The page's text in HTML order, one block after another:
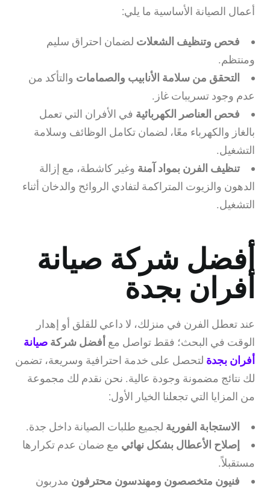
أعمال الصيانة الأساسية ما يلي:
فحص وتنظيف الشعلات لضمان احتراق سليم
ومنتظم.
التحقق من سلامة الأنابيب والصمامات والتأكد من
عدم وجود تسريبات غاز.
فحص العناصر الكهربائية في الأفران التي تعمل
بالغاز والكهرباء معًا، لضمان تكامل الوظائف وسلامة
التشغيل.
تنظيف الفرن بمواد آمنة وغير كاشطة، مع إزالة
الدهون والزيوت المتراكمة لتفادي الروائح والدخان أثناء
التشغيل.
أفضل شركة صيانة
أفران بجدة
عند تعطل الفرن في منزلك، لا داعي للقلق أو إهدار
الوقت في البحث؛ فقط تواصل مع أفضل شركة صيانة
أفران بجدة لتحصل على خدمة احترافية وسريعة، تضمن
لك نتائج مضمونة وجودة عالية. نحن نقدم لك مجموعة
من المزايا التي تجعلنا الخيار الأول:
الاستجابة الفورية لجميع طلبات الصيانة داخل جدة.
إصلاح الأعطال بشكل نهائي مع ضمان عدم تكرارها
مستقبلاً.
فنيون متخصصون ومهندسون محترفون مدربون